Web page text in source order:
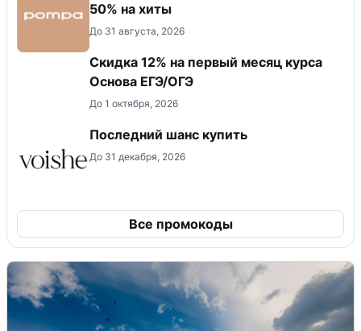
50% на хиты
До 31 августа, 2026
Скидка 12% на первый месяц курса
Основа ЕГЭ/ОГЭ
До 1 октября, 2026
Последний шанс купить
До 31 декабря, 2026
Все промокоды